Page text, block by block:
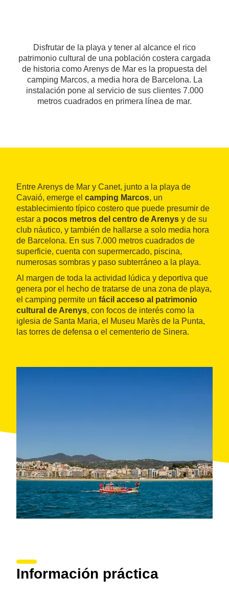
Disfrutar de la playa y tener al alcance el rico
patrimonio cultural de una población costera cargada
de historia como Arenys de Mar es la propuesta del
camping Marcos, a media hora de Barcelona. La
instalación pone al servicio de sus clientes 7.000
metros cuadrados en primera línea de mar.
Entre Arenys de Mar y Canet, junto a la playa de
Cavaió, emerge el camping Marcos, un
establecimiento típico costero que puede presumir de
estar a pocos metros del centro de Arenys y de su
club náutico, y también de hallarse a solo media hora
de Barcelona. En sus 7.000 metros cuadrados de
superficie, cuenta con supermercado, piscina,
numerosas sombras y paso subterráneo a la playa.
Al margen de toda la actividad lúdica y deportiva que
genera por el hecho de tratarse de una zona de playa,
el camping permite un fácil acceso al patrimonio
cultural de Arenys, con focos de interés como la
iglesia de Santa Maria, el Museu Marès de la Punta,
las torres de defensa o el cementerio de Sinera.
Información práctica